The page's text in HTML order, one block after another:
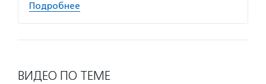
Подробнее
ВИДЕО ПО ТЕМЕ